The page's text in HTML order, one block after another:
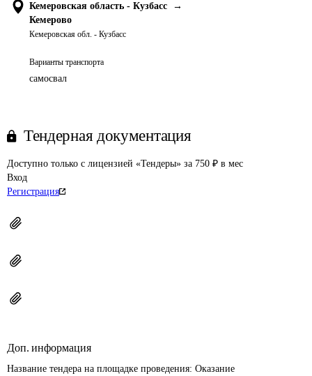
Кемеровская область - Кузбасс
→
Кемерово
Кемеровская обл. - Кузбасс
Варианты транспорта
самосвал
Тендерная документация
Доступно только с лицензией «Тендеры» за 750 ₽ в мес
Вход
Регистрация
Доп. информация
Название тендера на площадке проведения: Оказание